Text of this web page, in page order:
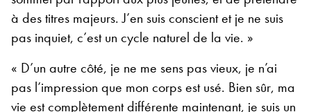
à des titres majeurs. J’en suis conscient et je ne suis
pas inquiet, c’est un cycle naturel de la vie. »
« D’un autre côté, je ne me sens pas vieux, je n’ai
pas l’impression que mon corps est usé. Bien sûr, ma
vie est complètement différente maintenant, je suis un